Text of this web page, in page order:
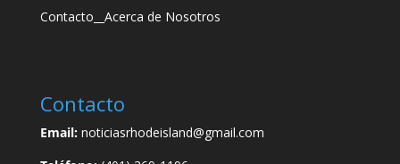
Contacto Acerca de Nosotros
Contacto
Email:noticiasrhodeisland@gmail.com